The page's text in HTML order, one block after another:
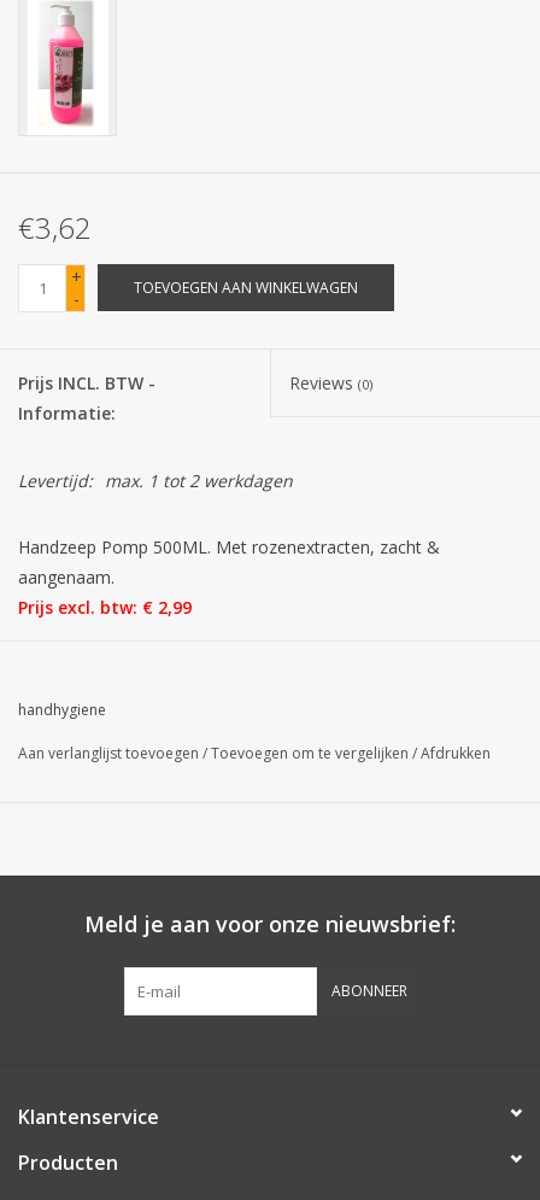
Verpakking
Kantoorbenodigdheden
Corona
Sinterklaassnoep
Carnavalssnoep
€3,62
+
-
TOEVOEGEN AAN WINKELWAGEN
Prijs INCL. BTW -
Informatie:
Reviews (0)
Levertijd: max. 1 tot 2 werkdagen
Handzeep Pomp 500ML. Met rozenextracten, zacht &
aangenaam.
Prijs excl. btw: € 2,99
handhygiene
Aan verlanglijst toevoegen /Toevoegen om te vergelijken /Afdrukken
Meld je aan voor onze nieuwsbrief:
ABONNEER
Klantenservice
Producten